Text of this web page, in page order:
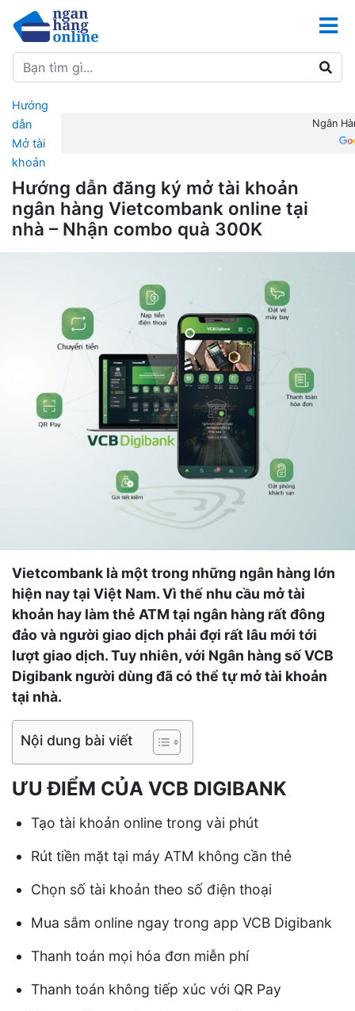
Hướng
dẫn
Mở tài
khoản
Ngân
Hướng dẫn đăng ký mở tài khoản
ngân hàng Vietcombank online tại
nhà – Nhận combo quà 300K
Vietcombank là một trong những ngân hàng lớn
hiện nay tại Việt Nam. Vì thế nhu cầu mở tài
khoản hay làm thẻ ATM tại ngân hàng rất đông
đảo và người giao dịch phải đợi rất lâu mới tới
lượt giao dịch. Tuy nhiên, với Ngân hàng số VCB
Digibank người dùng đã có thể tự mở tài khoản
tại nhà.
Nội dung bài viết
ƯU ĐIỂM CỦA VCB DIGIBANK
Tạo tài khoản online trong vài phút
Rút tiền mặt tại máy ATM không cần thẻ
Chọn số tài khoản theo số điện thoại
Mua sắm online ngay trong app VCB Digibank
Thanh toán mọi hóa đơn miễn phí
Thanh toán không tiếp xúc với QR Pay